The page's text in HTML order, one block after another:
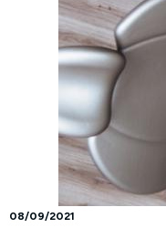
08/09/2021